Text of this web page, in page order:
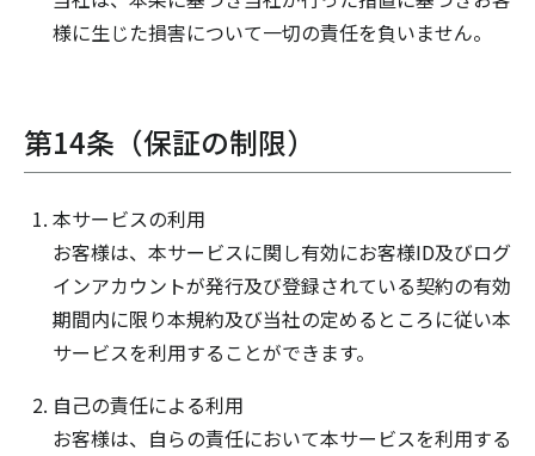
様に生じた損害について一切の責任を負いません。
第14条（保証の制限）
本サービスの利用
お客様は、本サービスに関し有効にお客様ID及びログ
インアカウントが発行及び登録されている契約の有効
期間内に限り本規約及び当社の定めるところに従い本
サービスを利用することができます。
自己の責任による利用
お客様は、自らの責任において本サービスを利用する